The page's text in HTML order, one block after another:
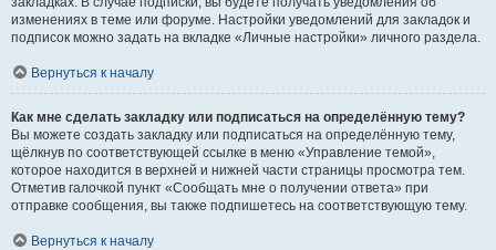
изменениях в теме или форуме. Настройки уведомлений для закладок и
подписок можно задать на вкладке «Личные настройки» личного раздела.
Вернуться к началу
Как мне сделать закладку или подписаться на определённую тему?
Вы можете создать закладку или подписаться на определённую тему,
щёлкнув по соответствующей ссылке в меню «Управление темой»,
которое находится в верхней и нижней части страницы просмотра тем.
Отметив галочкой пункт «Сообщать мне о получении ответа» при
отправке сообщения, вы также подпишетесь на соответствующую тему.
Вернуться к началу